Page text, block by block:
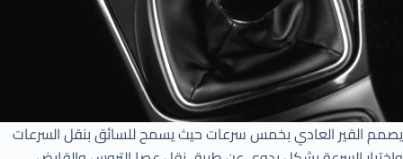
يصمم القير العادي بخمس سرعات حيث يسمح للسائق بنقل السرعات